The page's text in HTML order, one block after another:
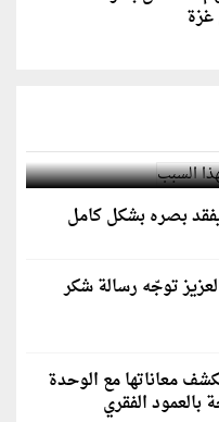
غزة
لهذا السبب
بصره بشكل كامل
توجّه رسالة شكر
معاناتها مع الوحدة
بالعمود الفقري